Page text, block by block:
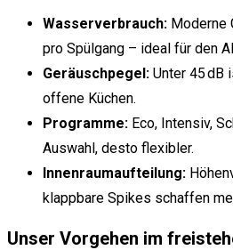
Wasserverbrauch: Moderne
pro Spülgang – ideal für den
Geräuschpegel: Unter 45 dB
offene Küchen.
Programme: Eco, Intensiv,
Auswahl, desto flexibler.
Innenraumaufteilung:
klappbare Spikes schaffen
Unser Vorgehen im